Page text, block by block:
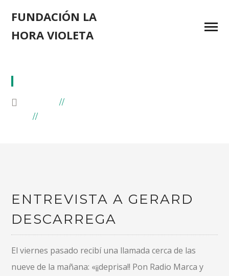
FUNDACIÓN LA
HORA VIOLETA
ENTREVISTA A GERARD
DESCARREGA
El viernes pasado recibí una llamada cerca de las
nueve de la mañana: «¡¡deprisa!! Pon Radio Marca y